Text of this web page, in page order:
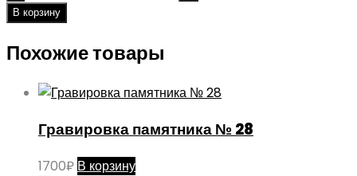
В корзину
Похожие товары
Гравировка памятника № 28
1700₽ В корзину